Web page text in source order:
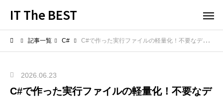
IT The BEST
記事一覧 C# C#で作った実行ファイルの軽量化！不要なデータを削減して起動を早くする
2026.06.23
C#で作った実行ファイルの軽量化！不要なデ